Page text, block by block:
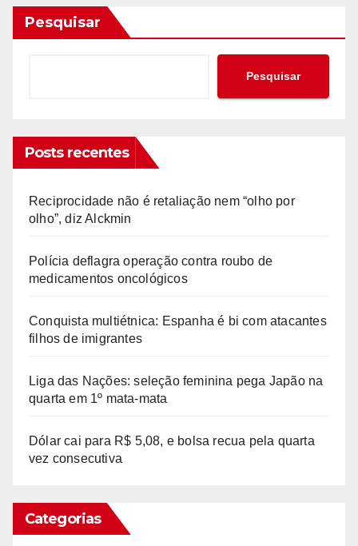
Pesquisar
Pesquisar
Posts recentes
Reciprocidade não é retaliação nem “olho por
olho”, diz Alckmin
Polícia deflagra operação contra roubo de
medicamentos oncológicos
Conquista multiétnica: Espanha é bi com atacantes
filhos de imigrantes
Liga das Nações: seleção feminina pega Japão na
quarta em 1º mata-mata
Dólar cai para R$ 5,08, e bolsa recua pela quarta
vez consecutiva
Categorias